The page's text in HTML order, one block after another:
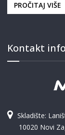
PROČITAJ VIŠE
Kontakt
Skladište:
10020 Novi